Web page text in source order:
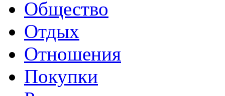
Общество
Отдых
Отношения
Покупки